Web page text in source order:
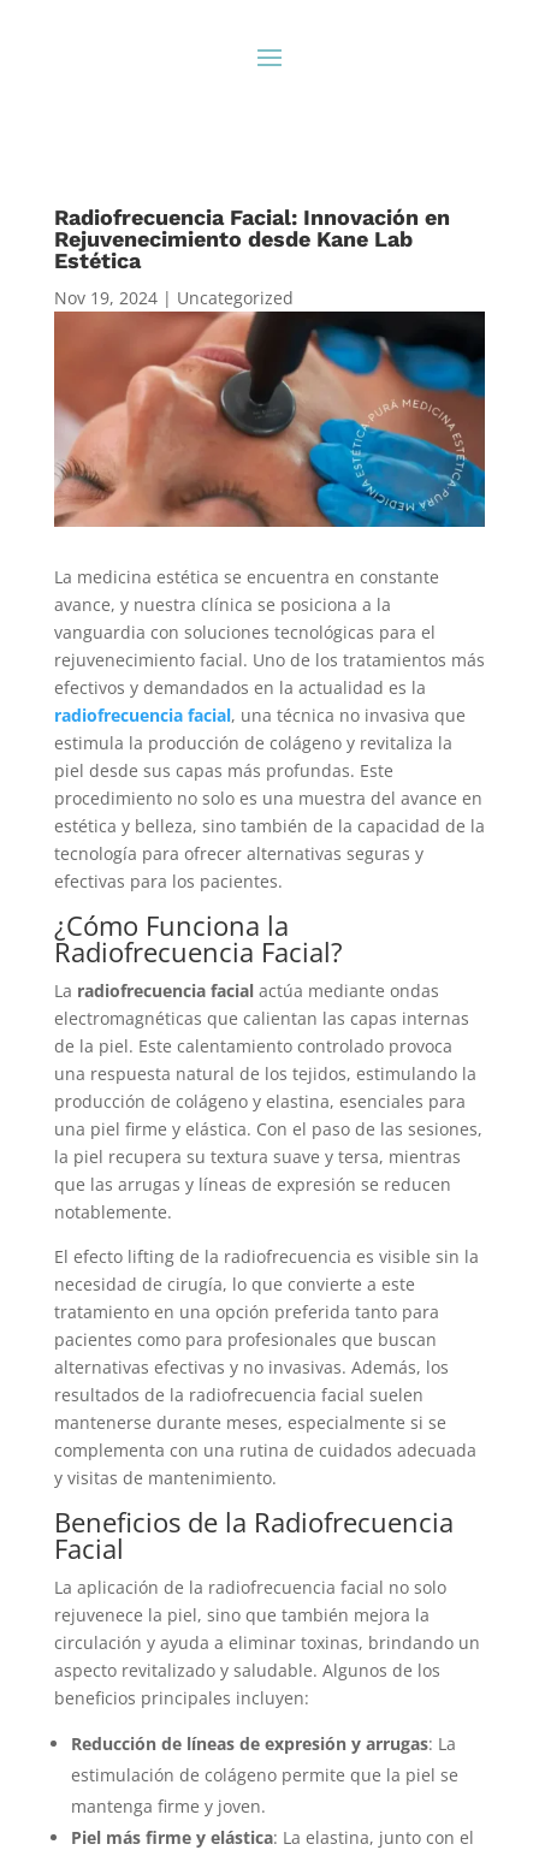
Radiofrecuencia Facial: Innovación en
Rejuvenecimiento desde Kane Lab
Estética
Nov 19, 2024| Uncategorized
La medicina estética se encuentra en constante
avance, y nuestra clínica se posiciona a la
vanguardia con soluciones tecnológicas para el
rejuvenecimiento facial. Uno de los tratamientos más
efectivos y demandados en la actualidad es la
radiofrecuencia facial, una técnica no invasiva que
estimula la producción de colágeno y revitaliza la
piel desde sus capas más profundas. Este
procedimiento no solo es una muestra del avance en
estética y belleza, sino también de la capacidad de la
tecnología para ofrecer alternativas seguras y
efectivas para los pacientes.
¿Cómo Funciona la
Radiofrecuencia Facial?
La radiofrecuencia facialactúa mediante ondas
electromagnéticas que calientan las capas internas
de la piel. Este calentamiento controlado provoca
una respuesta natural de los tejidos, estimulando la
producción de colágeno y elastina, esenciales para
una piel firme y elástica. Con el paso de las sesiones,
la piel recupera su textura suave y tersa, mientras
que las arrugas y líneas de expresión se reducen
notablemente.
El efecto lifting de la radiofrecuencia es visible sin la
necesidad de cirugía, lo que convierte a este
tratamiento en una opción preferida tanto para
pacientes como para profesionales que buscan
alternativas efectivas y no invasivas. Además, los
resultados de la radiofrecuencia facial suelen
mantenerse durante meses, especialmente si se
complementa con una rutina de cuidados adecuada
y visitas de mantenimiento.
Beneficios de la Radiofrecuencia
Facial
La aplicación de la radiofrecuencia facial no solo
rejuvenece la piel, sino que también mejora la
circulación y ayuda a eliminar toxinas, brindando un
aspecto revitalizado y saludable. Algunos de los
beneficios principales incluyen:
Reducción de líneas de expresión y arrugas: La
estimulación de colágeno permite que la piel se
mantenga firme y joven.
Piel más firme y elástica: La elastina, junto con el